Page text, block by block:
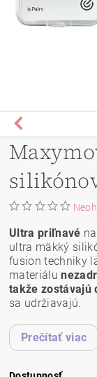
Ultra priľnavé
ultra mäkký
fusion techniky
materiálu
takže zostávajú
sa udržiavajú.
Prečítať viac